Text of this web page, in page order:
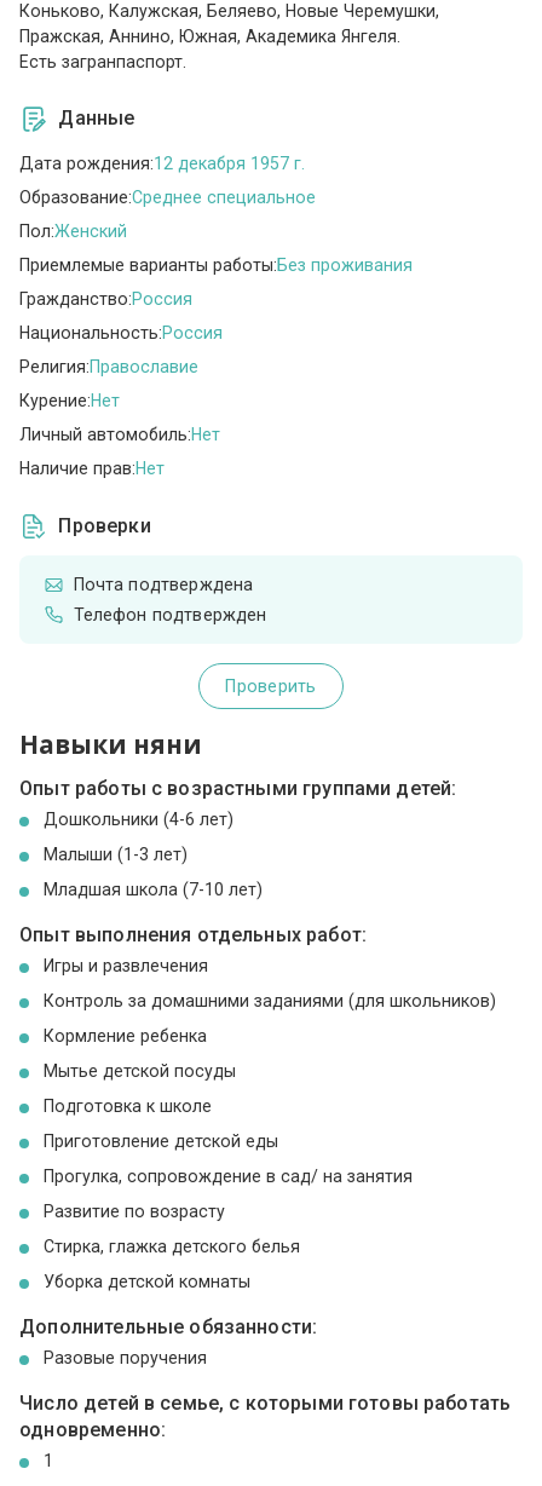
Коньково, Калужская, Беляево, Новые Черемушки,
Пражская, Аннино, Южная, Академика Янгеля.
Есть загранпаспорт.
Данные
Дата рождения:12 декабря 1957 г.
Образование:Среднее специальное
Пол:Женский
Приемлемые варианты работы:Без проживания
Гражданство:Россия
Национальность:Россия
Религия:Православие
Курение:Нет
Личный автомобиль:Нет
Наличие прав:Нет
Проверки
Почта подтверждена
Телефон подтвержден
Проверить
Навыки няни
Опыт работы с возрастными группами детей:
Дошкольники (4-6 лет)
Малыши (1-3 лет)
Младшая школа (7-10 лет)
Опыт выполнения отдельных работ:
Игры и развлечения
Контроль за домашними заданиями (для школьников)
Кормление ребенка
Мытье детской посуды
Подготовка к школе
Приготовление детской еды
Прогулка, сопровождение в сад/ на занятия
Развитие по возрасту
Стирка, глажка детского белья
Уборка детской комнаты
Дополнительные обязанности:
Разовые поручения
Число детей в семье, с которыми готовы работать
одновременно:
1